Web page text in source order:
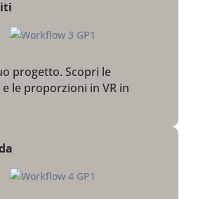
progetto. Scopri le
le proporzioni in VR in